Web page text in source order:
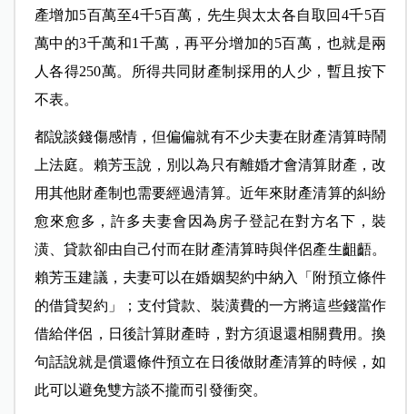
產增加5百萬至4千5百萬，先生與太太各自取回4千5百
萬中的3千萬和1千萬，再平分增加的5百萬，也就是兩
人各得250萬。所得共同財產制採用的人少，暫且按下
不表。
都說談錢傷感情，但偏偏就有不少夫妻在財產清算時鬧
上法庭。賴芳玉說，別以為只有離婚才會清算財產，改
用其他財產制也需要經過清算。近年來財產清算的糾紛
愈來愈多，許多夫妻會因為房子登記在對方名下，裝
潢、貸款卻由自己付而在財產清算時與伴侶產生齟齬。
賴芳玉建議，夫妻可以在婚姻契約中納入「附預立條件
的借貸契約」；支付貸款、裝潢費的一方將這些錢當作
借給伴侶，日後計算財產時，對方須退還相關費用。換
句話說就是償還條件預立在日後做財產清算的時候，如
此可以避免雙方談不攏而引發衝突。